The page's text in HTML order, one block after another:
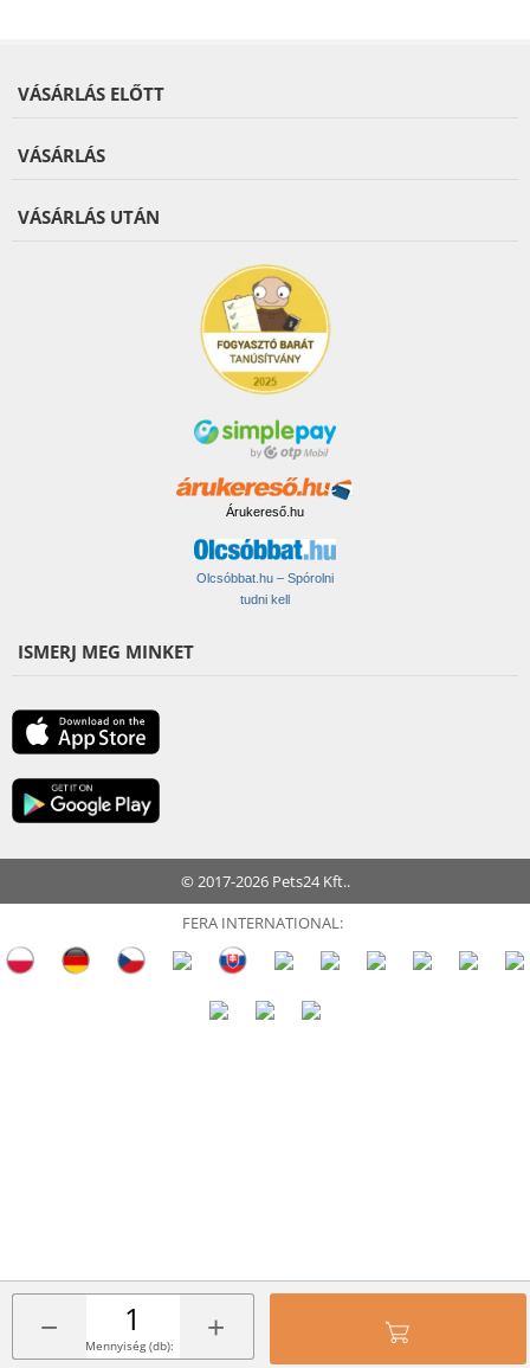
− +
Mennyiség (db):
VÁSÁRLÁS ELŐTT
VÁSÁRLÁS
VÁSÁRLÁS UTÁN
Árukereső.hu
Olcsóbbat.hu – Spórolni
tudni kell
ISMERJ MEG MINKET
© 2017-2026 Pets24 Kft..
FERA INTERNATIONAL: